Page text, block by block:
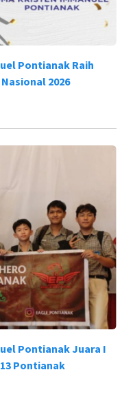
Pontianak Raih
2026
Pontianak Juara I
Pontianak